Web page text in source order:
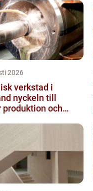
2026
verkstad i
till
produktion och